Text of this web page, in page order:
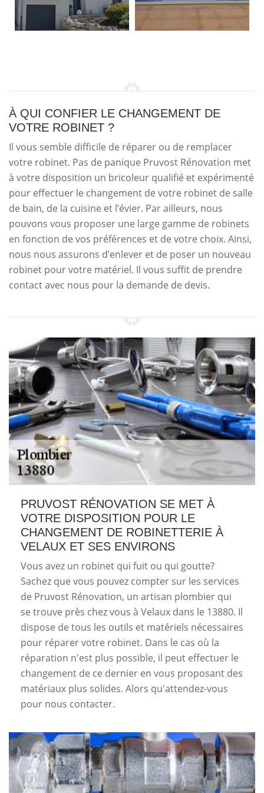
À QUI CONFIER LE CHANGEMENT DE
VOTRE ROBINET ?
Il vous semble difficile de réparer ou de remplacer
votre robinet. Pas de panique Pruvost Rénovation met
à votre disposition un bricoleur qualifié et expérimenté
pour effectuer le changement de votre robinet de salle
de bain, de la cuisine et l’évier. Par ailleurs, nous
pouvons vous proposer une large gamme de robinets
en fonction de vos préférences et de votre choix. Ainsi,
nous nous assurons d’enlever et de poser un nouveau
robinet pour votre matériel. Il vous suffit de prendre
contact avec nous pour la demande de devis.
PRUVOST RÉNOVATION SE MET À
VOTRE DISPOSITION POUR LE
CHANGEMENT DE ROBINETTERIE À
VELAUX ET SES ENVIRONS
Vous avez un robinet qui fuit ou qui goutte?
Sachez que vous pouvez compter sur les services
de Pruvost Rénovation, un artisan plombier qui
se trouve près chez vous à Velaux dans le 13880. Il
dispose de tous les outils et matériels nécessaires
pour réparer votre robinet. Dans le cas où la
réparation n'est plus possible, il peut effectuer le
changement de ce dernier en vous proposant des
matériaux plus solides. Alors qu'attendez-vous
pour nous contacter.